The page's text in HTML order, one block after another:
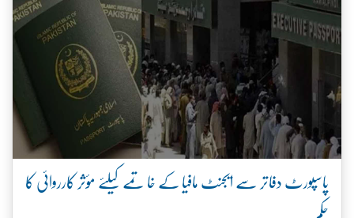
پاسپورٹ دفاتر سے ایجنٹ مافیا کے خاتمے کیلئے مؤثر کارروائی کا